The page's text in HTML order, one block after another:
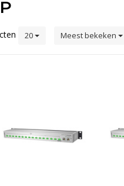
20 Meest bekeken